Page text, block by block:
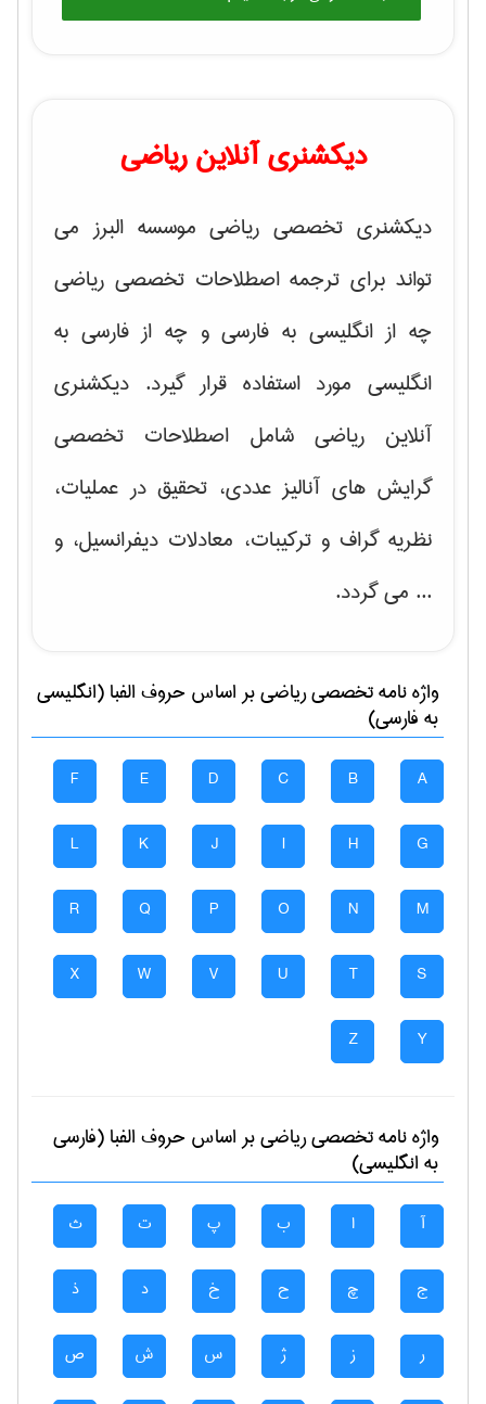
دیکشنری آنلاین ریاضی
دیکشنری تخصصی ریاضی موسسه البرز می
تواند برای ترجمه اصطلاحات تخصصی ریاضی
چه از انگلیسی به فارسی و چه از فارسی به
انگلیسی مورد استفاده قرار گیرد. دیکشنری
آنلاین ریاضی شامل اصطلاحات تخصصی
گرایش های آنالیز عددی، تحقیق در عملیات،
نظریه گراف و تركیبات، معادلات دیفرانسیل، و
... می گردد.
واژه نامه تخصصیرياضیبر اساس حروف الفبا (انگلیسی
به فارسی)
A
B
C
D
E
F
G
H
I
J
K
L
M
N
O
P
Q
R
S
T
U
V
W
X
Y
Z
واژه نامه تخصصیرياضیبر اساس حروف الفبا (فارسی
به انگلیسی)
آ ا ب پ ت ث
ج چ ح خ د ذ
ر ز ژ س ش ص